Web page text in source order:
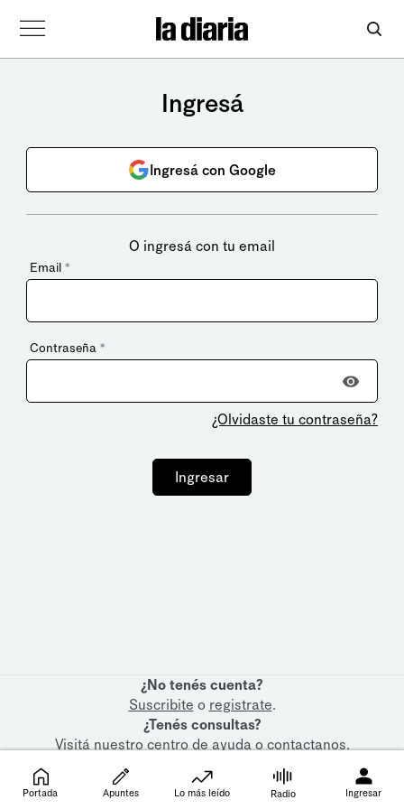
Ingresá
Ingresá con Google
O ingresá con tu email
Email *
Contraseña *
¿Olvidaste tu contraseña?
Ingresar
¿No tenés cuenta?
Suscribite o registrate.
¿Tenés consultas?
Visitá nuestrocentro de ayudaocontactanos.
Portada Apuntes Lo más leído Radio Ingresar